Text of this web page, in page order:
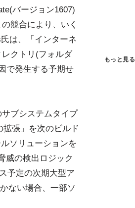
バージョン1607)
競合により、いく
は、「インターネ
クトリ(フォルダ
で発生する予期せ
ブシステムタイプ
張」を次のビルド
ソリューションを
威の検出ロジック
予定の次期大型ア
ない場合、一部ソ
もっと見る